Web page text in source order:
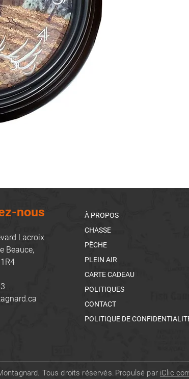
nous
Lacroix
Beauce,
À PROPOS
CHASSE
PÊCHE
PLEIN AIR
CARTE CADEAU
POLITIQUES
CONTACT
POLITIQUE DE
Tous droits réservés.Propulsé par